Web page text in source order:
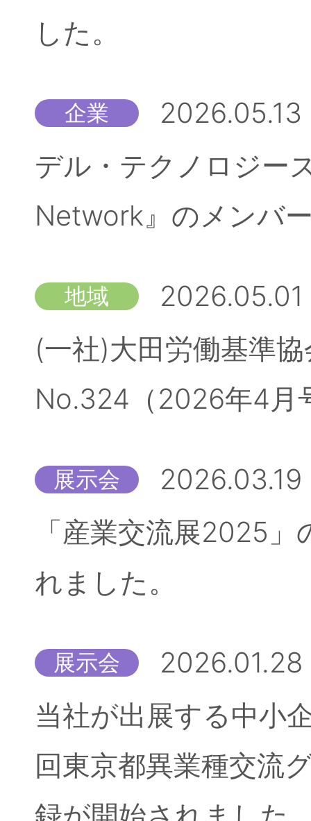
した。
企業
2026.05.13
デル・テクノロジー
Network』のメンバ
地域
2026.05.01
(一社)大田労働基準
No.324（2026年4月
展示会
2026.03.19
「産業交流展2025
れました。
展示会
2026.01.28
当社が出展する中小
回東京都異業種交流